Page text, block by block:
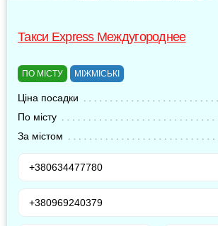
Такси Express Междугороднее
ПО МІСТУ МІЖМІСЬКІ
Ціна посадки
По місту
За містом
+380634477780
+380969240379